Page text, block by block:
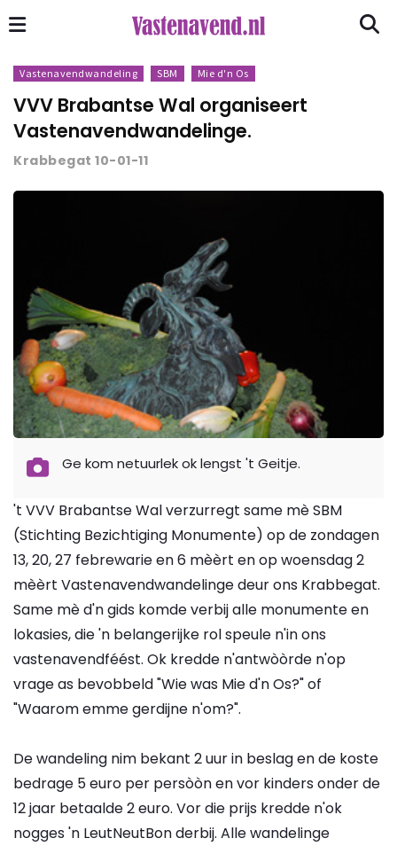
Vastenavendwandeling SBM Mie d'n Os
VVV Brabantse Wal organiseert
Vastenavendwandelinge.
Krabbegat 10-01-11
Ge kom netuurlek ok lengst 't Geitje.
't VVV Brabantse Wal verzurregt same mè SBM
(Stichting Bezichtiging Monumente) op de zondagen
13, 20, 27 febrewarie en 6 mèèrt en op woensdag 2
mèèrt Vastenavendwandelinge deur ons Krabbegat.
Same mè d'n gids komde verbij alle monumente en
lokasies, die 'n belangerijke rol speule n'in ons
vastenavendféést. Ok kredde n'antwòòrde n'op
vrage as bevobbeld "Wie was Mie d'n Os?" of
"Waarom emme gerdijne n'om?".
De wandeling nim bekant 2 uur in beslag en de koste
bedrage 5 euro per persòòn en vor kinders onder de
12 jaar betaalde 2 euro. Vor die prijs kredde n'ok
nogges 'n LeutNeutBon derbij. Alle wandelinge